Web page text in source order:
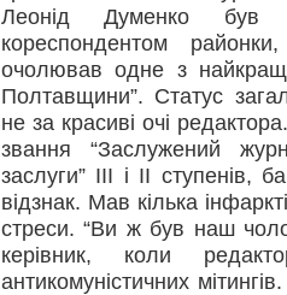
Леонід Думенко був
кореспондентом
очолював одне з
Полтавщини”. Статус
не за красиві очі
звання “Заслужений
заслуги” ІІІ і ІІ ступенів,
відзнак. Мав кілька
стреси. “Ви ж був наш
керівник, коли
антикомуністичних